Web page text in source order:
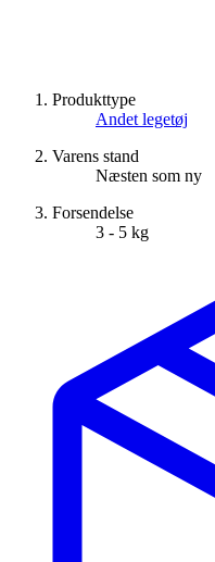
Produkttype
Andet legetøj
Varens stand
Næsten som ny
Forsendelse
3 - 5 kg